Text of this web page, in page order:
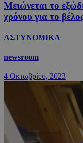
Μειώνεται το
χρόνου για το
ΑΣΤΥΝΟΜΙΚΑ
newsroom
4 Οκτωβρίου, 2023